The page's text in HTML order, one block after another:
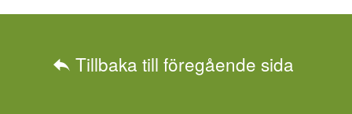
Tillbaka till föregående sida